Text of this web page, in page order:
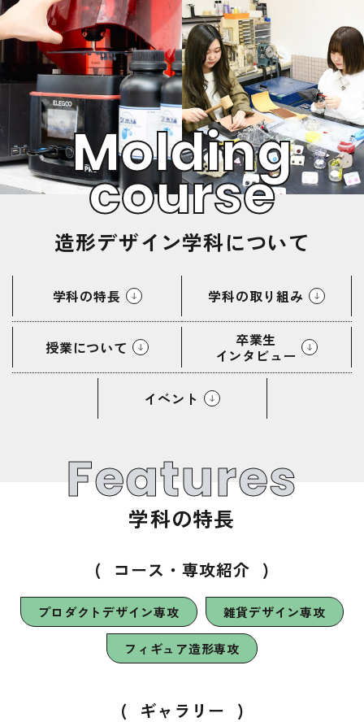
Molding
course
造形デザイン学科について
学科の特長 学科の取り組み
授業について
卒業生
インタビュー
イベント
Features
学科の特長
( コース・専攻紹介 )
プロダクトデザイン専攻 雑貨デザイン専攻
フィギュア造形専攻
( ギャラリー )